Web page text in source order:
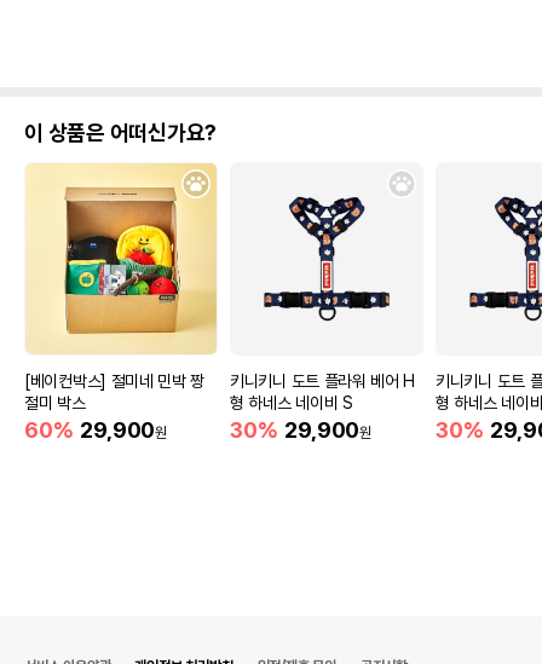
이 상품은 어떠신가요?
[베이컨박스] 절미네 민박 짱
절미 박스
60% 29,900원
키니키니 도트 플라워 베어 H
형 하네스 네이비 S
30% 29,900원
키니키니 도트
형 하네스 네이
30%